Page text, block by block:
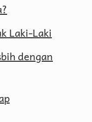
Laki-Laki
dengan